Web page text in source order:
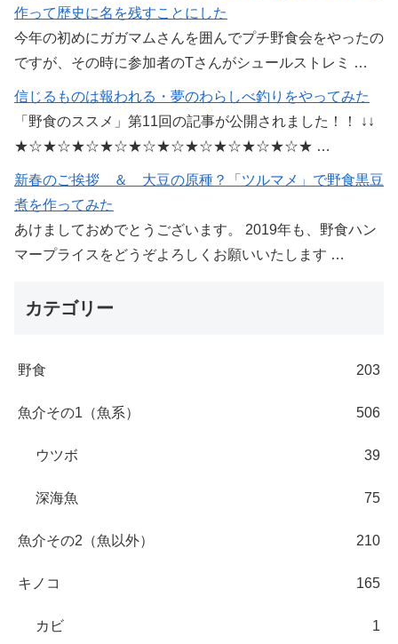
作って歴史に名を残すことにした
今年の初めにガガマムさんを囲んでプチ野食会をやったの
ですが、その時に参加者のTさんがシュールストレミ …
信じるものは報われる・夢のわらしべ釣りをやってみた
「野食のススメ」第11回の記事が公開されました！！ ↓↓
★☆★☆★☆★☆★☆★☆★☆★☆★☆★☆★ …
新春のご挨拶 ＆ 大豆の原種？「ツルマメ」で野食黒豆
煮を作ってみた
あけましておめでとうございます。 2019年も、野食ハン
マープライスをどうぞよろしくお願いいたします …
カテゴリー
野食 203
魚介その1（魚系） 506
ウツボ 39
深海魚 75
魚介その2（魚以外） 210
キノコ 165
カビ 1